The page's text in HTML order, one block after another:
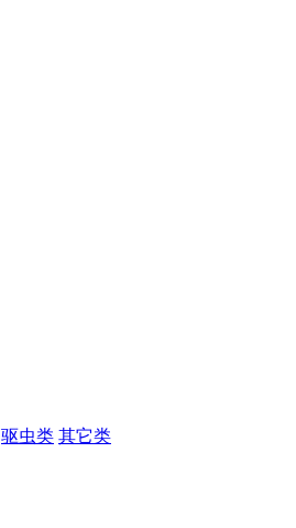
驱虫类 其它类